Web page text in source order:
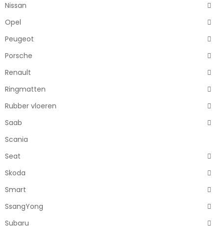
Nissan
Opel
Peugeot
Porsche
Renault
Ringmatten
Rubber vloeren
Saab
Scania
Seat
Skoda
Smart
SsangYong
Subaru